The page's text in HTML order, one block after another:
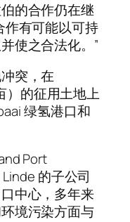
的合作仍在继
作有可能以可持
使之合法化。”
突，在
）的征用土地上
绿氢港口和
Port
的子公司
中心，多年来
境污染方面与